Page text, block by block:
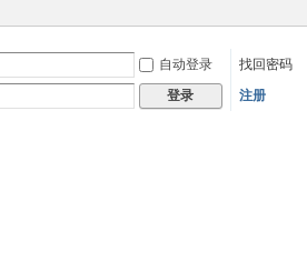
自动登录
找回密码
登录 注册